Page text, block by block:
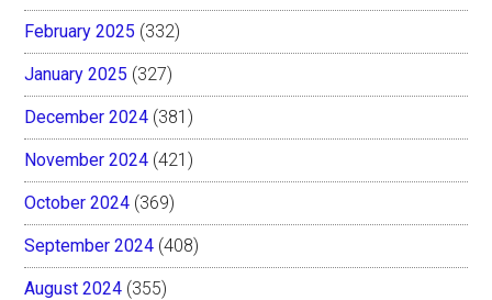
February 2025 (332)
January 2025 (327)
December 2024 (381)
November 2024 (421)
October 2024 (369)
September 2024 (408)
August 2024 (355)